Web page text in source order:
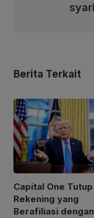
Berita Terkait
Capital One Tutup
Rekening yang
Berafiliasi